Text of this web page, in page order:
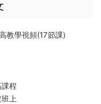
教學視頻(17節課)
程
上